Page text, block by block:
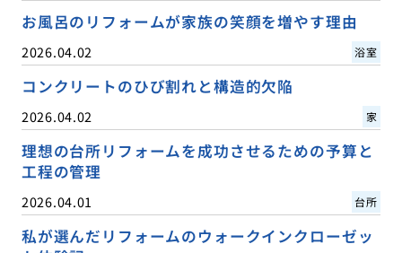
お風呂のリフォームが家族の笑顔を増やす理由
2026.04.02 浴室
コンクリートのひび割れと構造的欠陥
2026.04.02 家
理想の台所リフォームを成功させるための予算と
工程の管理
2026.04.01 台所
私が選んだリフォームのウォークインクローゼッ